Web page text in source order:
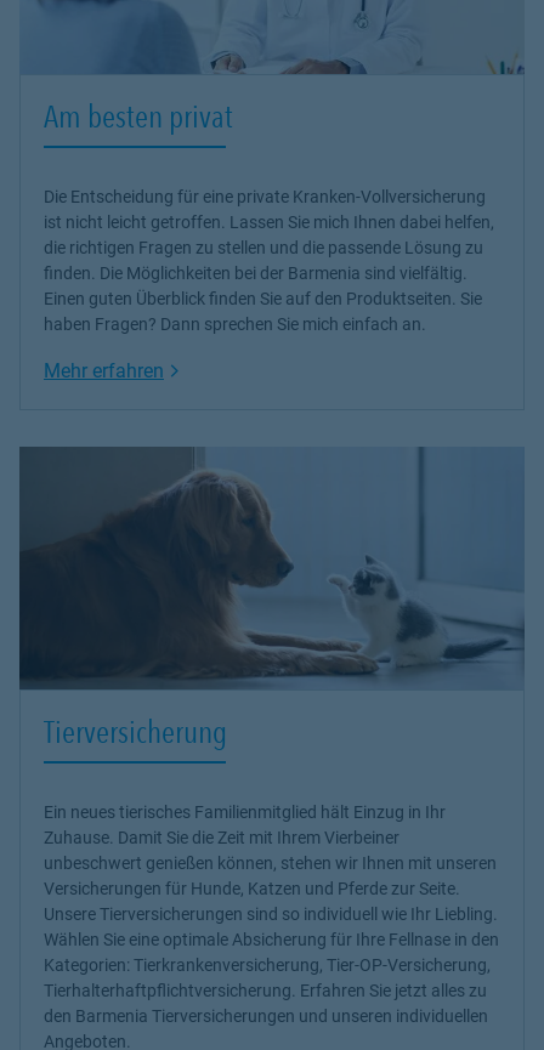
Am besten privat
Die Entscheidung für eine private Kranken-Vollversicherung
ist nicht leicht getroffen. Lassen Sie mich Ihnen dabei helfen,
die richtigen Fragen zu stellen und die passende Lösung zu
finden. Die Möglichkeiten bei der Barmenia sind vielfältig.
Einen guten Überblick finden Sie auf den Produktseiten. Sie
haben Fragen? Dann sprechen Sie mich einfach an.
Mehr erfahren Link Opens in New Tab
Tierversicherung
Ein neues tierisches Familienmitglied hält Einzug in Ihr
Zuhause. Damit Sie die Zeit mit Ihrem Vierbeiner
unbeschwert genießen können, stehen wir Ihnen mit unseren
Versicherungen für Hunde, Katzen und Pferde zur Seite.
Unsere Tierversicherungen sind so individuell wie Ihr Liebling.
Wählen Sie eine optimale Absicherung für Ihre Fellnase in den
Kategorien: Tierkrankenversicherung, Tier-OP-Versicherung,
Tierhalterhaftpflichtversicherung. Erfahren Sie jetzt alles zu
den Barmenia Tierversicherungen und unseren individuellen
Angeboten.